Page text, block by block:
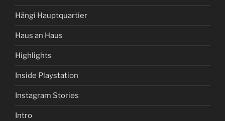
Hängi Hauptquartier
Haus an Haus
Highlights
Inside Playstation
Instagram Stories
Intro